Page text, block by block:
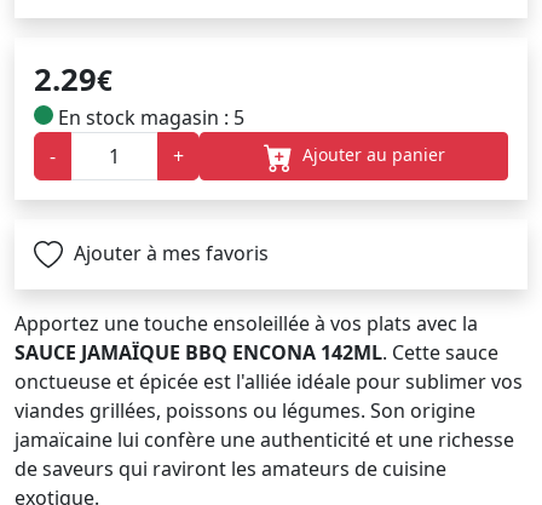
2.29€
En stock magasin : 5
-
+ Ajouter au panier
Ajouter à mes favoris
Apportez une touche ensoleillée à vos plats avec la
SAUCE JAMAÏQUE BBQ ENCONA 142ML. Cette sauce
onctueuse et épicée est l'alliée idéale pour sublimer vos
viandes grillées, poissons ou légumes. Son origine
jamaïcaine lui confère une authenticité et une richesse
de saveurs qui raviront les amateurs de cuisine
exotique.